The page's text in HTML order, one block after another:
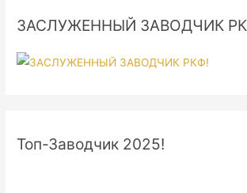
ЗАСЛУЖЕННЫЙ ЗАВОДЧИК
Топ-Заводчик 2025!